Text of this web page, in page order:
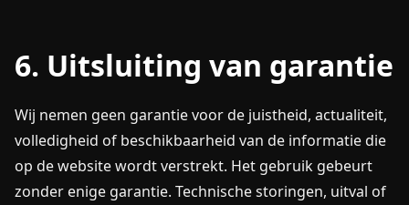
6. Uitsluiting van garantie
Wij nemen geen garantie voor de juistheid, actualiteit,
volledigheid of beschikbaarheid van de informatie die
op de website wordt verstrekt. Het gebruik gebeurt
zonder enige garantie. Technische storingen, uitval of